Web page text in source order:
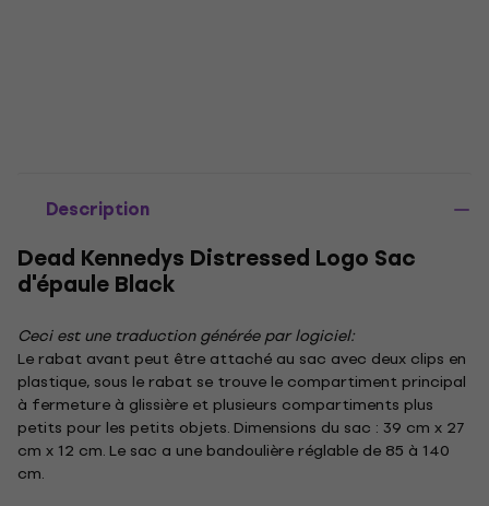
Description
Dead Kennedys Distressed Logo Sac
d'épaule Black
Ceci est une traduction générée par logiciel:
Le rabat avant peut être attaché au sac avec deux clips en
plastique, sous le rabat se trouve le compartiment principal
à fermeture à glissière et plusieurs compartiments plus
petits pour les petits objets. Dimensions du sac : 39 cm x 27
cm x 12 cm. Le sac a une bandoulière réglable de 85 à 140
cm.